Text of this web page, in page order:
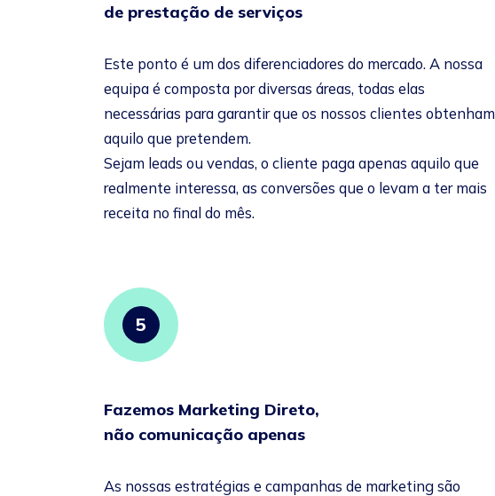
de prestação de serviços
Este ponto é um dos diferenciadores do mercado. A nossa
equipa é composta por diversas áreas, todas elas
necessárias para garantir que os nossos clientes obtenham
aquilo que pretendem.
Sejam leads ou vendas, o cliente paga apenas aquilo que
realmente interessa, as conversões que o levam a ter mais
receita no final do mês.
5
Fazemos Marketing Direto,
não comunicação apenas
As nossas estratégias e campanhas de marketing são